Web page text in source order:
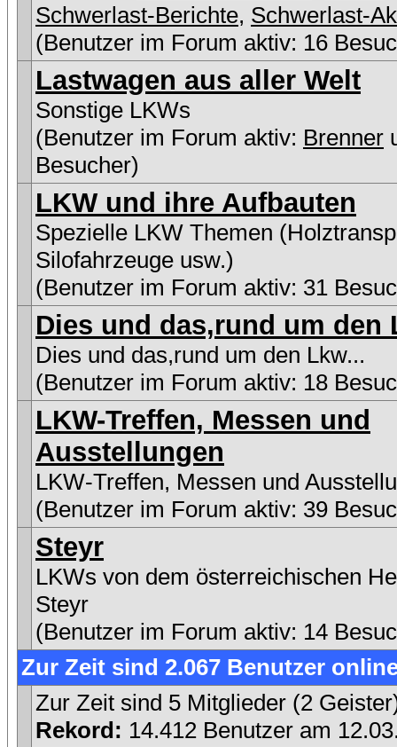
Schwerlast-Berichte, Schwerlast-
(Benutzer im Forum aktiv: 16
Lastwagen aus aller Welt
Sonstige LKWs
(Benutzer im Forum aktiv: Brenner
Besucher)
LKW und ihre Aufbauten
Spezielle LKW Themen
Silofahrzeuge usw.)
(Benutzer im Forum aktiv: 31
Dies und das,rund um den
Dies und das,rund um den Lkw...
(Benutzer im Forum aktiv: 18
LKW-Treffen, Messen und
Ausstellungen
LKW-Treffen, Messen und
(Benutzer im Forum aktiv: 39
Steyr
LKWs von dem österreichischen
Steyr
(Benutzer im Forum aktiv: 14
Zur Zeit sind 2.067 Benutzer
Zur Zeit sind 5 Mitglieder (2
Rekord: 14.412 Benutzer am